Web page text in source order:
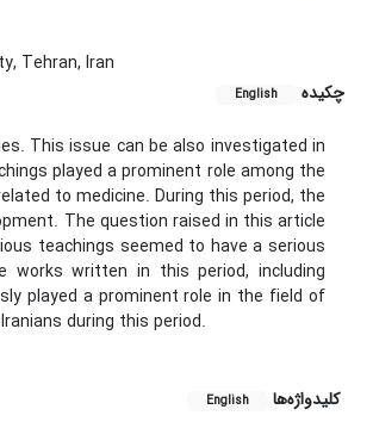
Tehran, Iran
چکیده
English
This issue can be also investigated in
played a prominent role among the
to medicine. During this period, the
The question raised in this article
teachings seemed to have a serious
written in this period, including
played a prominent role in the field of
during this period.
کلیدواژه‌ها English